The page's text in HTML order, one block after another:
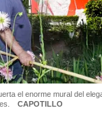
el enorme mural del
CAPOTILLO